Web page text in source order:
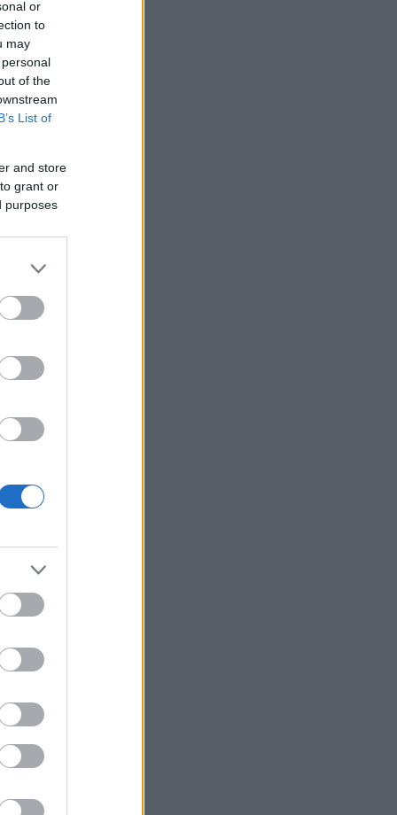
or
to
may
of the
List of
and store
grant or
purposes